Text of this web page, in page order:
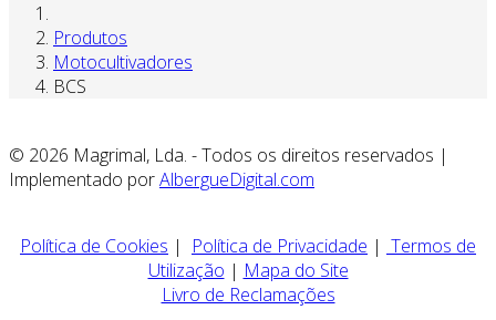
Produtos
Motocultivadores
BCS
© 2026 Magrimal, Lda. - Todos os direitos reservados |
Implementado porAlbergueDigital.com
Política de Cookies | Política de Privacidade | Termos de
Utilização | Mapa do Site
Livro de Reclamações